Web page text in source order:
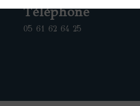
Téléphone
05 61 62 64 25